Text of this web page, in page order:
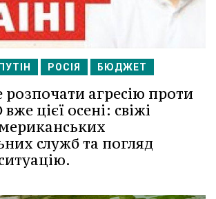
РОСІЯ БЮДЖЕТ
агресію проти
цієї осені: свіжі
служб та погляд